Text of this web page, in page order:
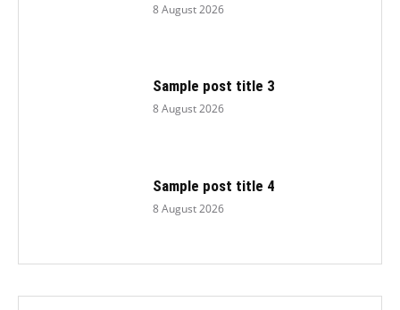
8 August 2026
Sample post title 3
8 August 2026
Sample post title 4
8 August 2026